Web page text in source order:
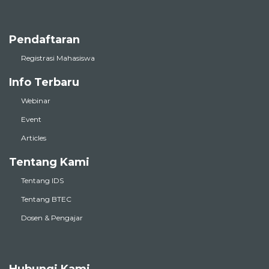
Pendaftaran
Registrasi Mahasiswa
Info Terbaru
Webinar
Event
Articles
Tentang Kami
Tentang IDS
Tentang BTEC
Dosen & Pengajar